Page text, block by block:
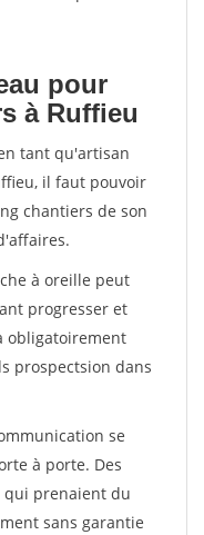
pour
à Ruffieu
tant qu'artisan
il faut pouvoir
chantiers de son
à oreille peut
progresser et
obligatoirement
prospectsion dans
se
à porte. Des
qui prenaient du
sans garantie